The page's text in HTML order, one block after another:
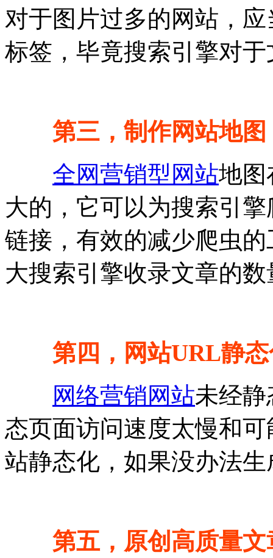
对于图片过多的网站，
标签，毕竟搜索引擎对
第三，制作网站地图
全网营销型网站地图
大的，它可以为搜索引
链接，有效的减少爬虫
大搜索引擎收录文章的数
第四，网站URL静态
网络营销网站未经
态页面访问速度太慢和
站静态化，如果没办法
第五，原创高质量文